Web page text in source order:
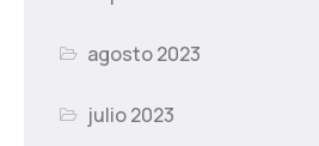
agosto 2023
julio 2023